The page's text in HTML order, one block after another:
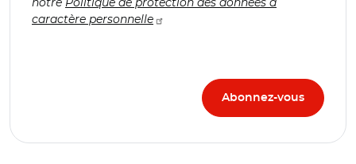
caractère personnelle